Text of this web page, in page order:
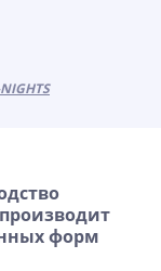
форм